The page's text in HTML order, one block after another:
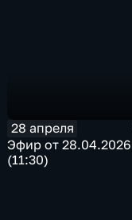
28 апреля
Эфир от 28.04.2026
(11:30)